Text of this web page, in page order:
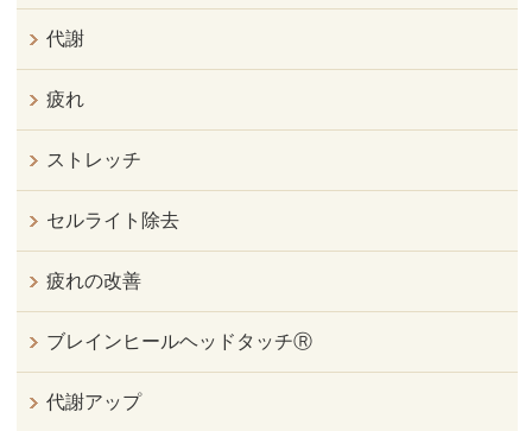
代謝
疲れ
ストレッチ
セルライト除去
疲れの改善
ブレインヒールヘッドタッチⓇ
代謝アップ